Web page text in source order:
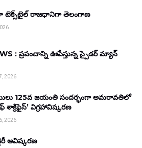
టెక్స్‌టైల్ రాజధానిగా తెలంగాణ
: ప్రపంచాన్ని ఊపేస్తున్న స్పైడర్ మ్యాన్
2026
125వ జయంతి సందర్భంగా అమరావతిలో
శాక్రిఫైస్’ విగ్రహావిష్కరణ
2026
ఆవిష్కరణ